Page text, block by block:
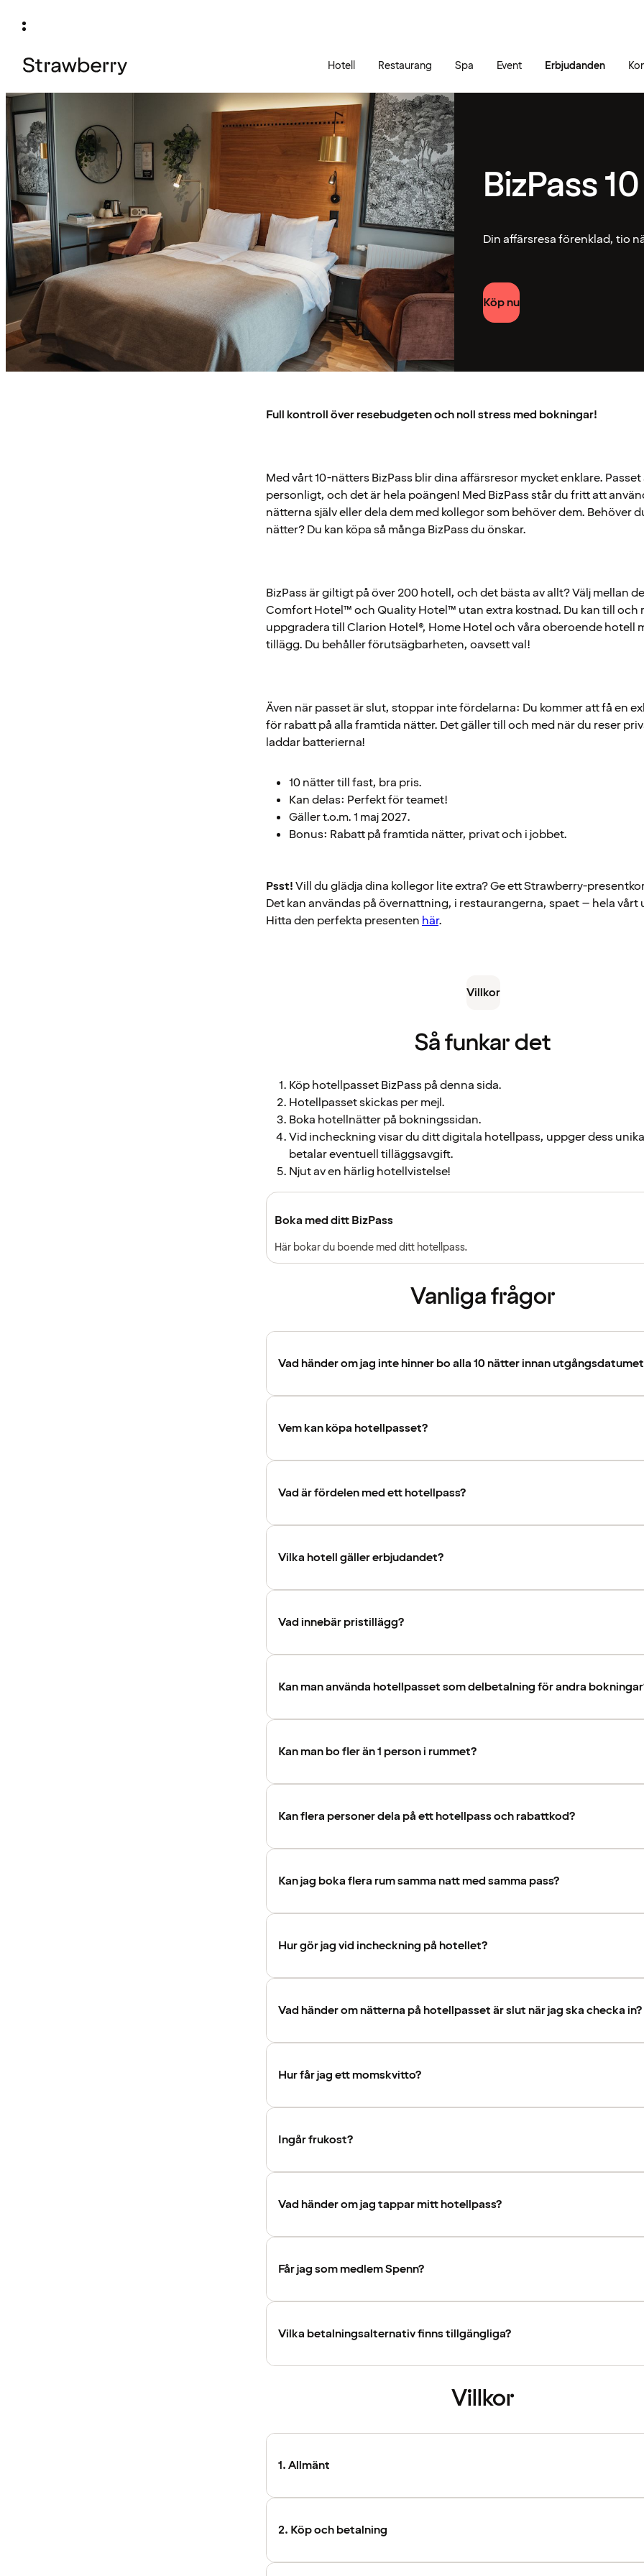
Hotell Restaurang Spa Event Erbjudanden
BizPass
Din affärsresa förenklad, tio
Köp nu
Full kontroll över resebudgeten och noll stress med bokningar!
Med vårt 10-nätters BizPass blir dina affärsresor mycket enklare.
personligt, och det är hela poängen! Med BizPass står du fritt att
nätterna själv eller dela dem med kollegor som behöver dem. Behöver
nätter? Du kan köpa så många BizPass du önskar.
BizPass är giltigt på över 200 hotell, och det bästa av allt? Välj mellan
Comfort Hotel™ och Quality Hotel™ utan extra kostnad. Du kan till och
uppgradera till Clarion Hotel®, Home Hotel och våra oberoende hotell
tillägg. Du behåller förutsägbarheten, oavsett val!
Även när passet är slut, stoppar inte fördelarna: Du kommer att få en
för rabatt på alla framtida nätter. Det gäller till och med när du reser
laddar batterierna!
10 nätter till fast, bra pris.
Kan delas: Perfekt för teamet!
Gäller t.o.m. 1 maj 2027.
Bonus: Rabatt på framtida nätter, privat och i jobbet.
Psst!Vill du glädja dina kollegor lite extra? Ge ett Strawberry-
Det kan användas på övernattning, i restaurangerna, spaet – hela vårt
Hitta den perfekta presenten här.
Villkor
Så funkar det
Köp hotellpasset BizPass på denna sida.
Hotellpasset skickas per mejl.
Boka hotellnätter på bokningssidan.
Vid incheckning visar du ditt digitala hotellpass, uppger dess
betalar eventuell tilläggsavgift.
Njut av en härlig hotellvistelse!
Boka med ditt BizPass
Här bokar du boende med ditt hotellpass.
Vanliga frågor
Vad händer om jag inte hinner bo alla 10 nätter innan
Vem kan köpa hotellpasset?
Vad är fördelen med ett hotellpass?
Vilka hotell gäller erbjudandet?
Vad innebär pristillägg?
Kan man använda hotellpasset som delbetalning för andra
Kan man bo fler än 1 person i rummet?
Kan flera personer dela på ett hotellpass och rabattkod?
Kan jag boka flera rum samma natt med samma pass?
Hur gör jag vid incheckning på hotellet?
Vad händer om nätterna på hotellpasset är slut när jag ska checka in?
Hur får jag ett momskvitto?
Ingår frukost?
Vad händer om jag tappar mitt hotellpass?
Får jag som medlem Spenn?
Vilka betalningsalternativ finns tillgängliga?
Villkor
1. Allmänt
2. Köp och betalning